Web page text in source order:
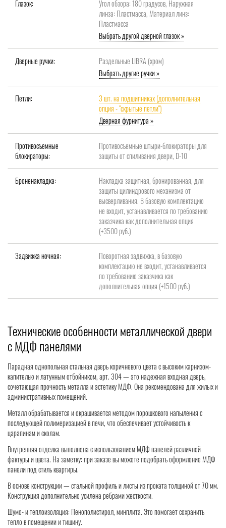
Глазок:
Угол обзора: 180 градусов, Наружная
линза: Пластмасса, Материал линз:
Пластмасса
Выбрать другой дверной глазок »
Дверные ручки:
Раздельные LIBRA (хром)
Выбрать другие ручки »
Петли:
3 шт. на подшипниках (дополнительная
опция - "скрытые петли")
Дверная фурнитура »
Противосъемные
блокираторы:
Противосъемные штыри-блокираторы для
защиты от спиливания двери, D-10
Броненакладка:
Накладка защитная, бронированная, для
защиты цилиндрового механизма от
высверливания. В базовую комплектацию
не входит, устанавливается по требованию
заказчика как дополнительная опция
(+3500 руб.)
Задвижка ночная:
Поворотная задвижка, в базовую
комплектацию не входит, устанавливается
по требованию заказчика как
дополнительная опция (+1500 руб.)
Технические особенности металлической двери
с МДФ панелями
Парадная однопольная стальная дверь коричневого цвета с высоким карнизом-
капителью и латунным отбойником, арт. 304 — это надежная входная дверь,
сочетающая прочность металла и эстетику МДФ. Она рекомендована для жилых и
административных помещений.
Металл обрабатывается и окрашивается методом порошкового напыления с
последующей полимеризацией в печи, что обеспечивает устойчивость к
царапинам и сколам.
Внутренняя отделка выполнена с использованием МДФ панелей различной
фактуры и цвета. На заметку: при заказе вы можете подобрать оформление МДФ
панели под стиль квартиры.
В основе конструкции — стальной профиль и листы из проката толщиной от 70 мм.
Конструкция дополнительно усилена ребрами жесткости.
Шумо- и теплоизоляция: Пенополистирол, минплита. Это помогает сохранить
тепло в помещении и тишину.